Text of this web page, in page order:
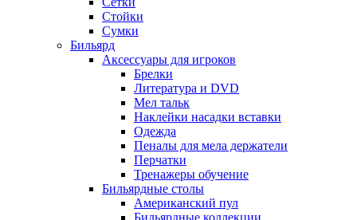
Стойки
Сумки
Бильярд
Аксессуары для игроков
Брелки
Литература и DVD
Мел тальк
Наклейки насадки вставки
Одежда
Пеналы для мела держатели
Перчатки
Тренажеры обучение
Бильярдные столы
Американский пул
Бильярдные коллекции